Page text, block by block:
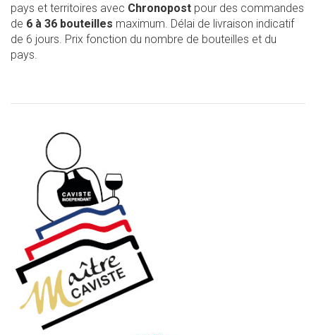
pays et territoires avec Chronopost pour des commandes
de 6 à 36 bouteilles maximum. Délai de livraison indicatif
de 6 jours. Prix fonction du nombre de bouteilles et du
pays.